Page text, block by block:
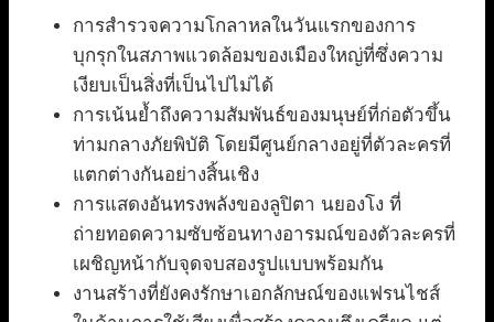
การสำรวจความโกลาหลในวันแรกของการ
บุกรุกในสภาพแวดล้อมของเมืองใหญ่ที่ซึ่งความ
เงียบเป็นสิ่งที่เป็นไปไม่ได้
การเน้นย้ำถึงความสัมพันธ์ของมนุษย์ที่ก่อตัวขึ้น
ท่ามกลางภัยพิบัติ โดยมีศูนย์กลางอยู่ที่ตัวละครที่
แตกต่างกันอย่างสิ้นเชิง
การแสดงอันทรงพลังของลูปิตา นยองโง ที่
ถ่ายทอดความซับซ้อนทางอารมณ์ของตัวละครที่
เผชิญหน้ากับจุดจบสองรูปแบบพร้อมกัน
งานสร้างที่ยังคงรักษาเอกลักษณ์ของแฟรนไชส์